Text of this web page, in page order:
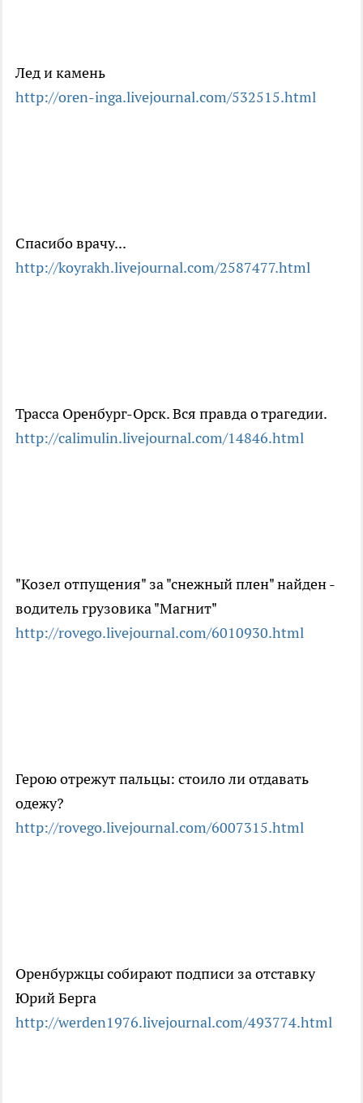
Лед и камень
http://oren-inga.livejournal.com/532515.html
Спасибо врачу...
http://koyrakh.livejournal.com/2587477.html
Трасса Оренбург-Орск. Вся правда о трагедии.
http://calimulin.livejournal.com/14846.html
"Козел отпущения" за "снежный плен" найден -
водитель грузовика "Магнит"
http://rovego.livejournal.com/6010930.html
Герою отрежут пальцы: стоило ли отдавать
одежу?
http://rovego.livejournal.com/6007315.html
Оренбуржцы собирают подписи за отставку
Юрий Берга
http://werden1976.livejournal.com/493774.html